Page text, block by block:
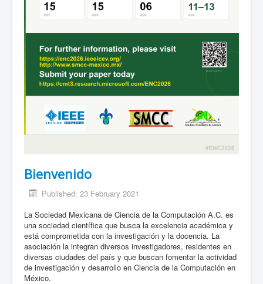
Bienvenido
Published: 23 February 2021
La Sociedad Mexicana de Ciencia de la Computación A.C. es
una sociedad científica que busca la excelencia académica y
está comprometida con la investigación y la docencia. La
asociación la integran diversos investigadores, residentes en
diversas ciudades del país y que buscan fomentar la actividad
de investigación y desarrollo en Ciencia de la Computación en
México.